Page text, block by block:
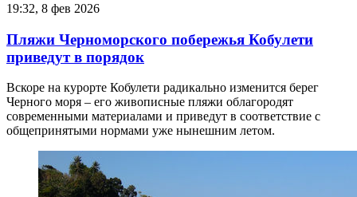
19:32, 8 фев 2026
Пляжи Черноморского побережья Кобулети
приведут в порядок
Вскоре на курорте Кобулети радикально изменится берег
Черного моря – его живописные пляжи облагородят
современными материалами и приведут в соответствие с
общепринятыми нормами уже нынешним летом.